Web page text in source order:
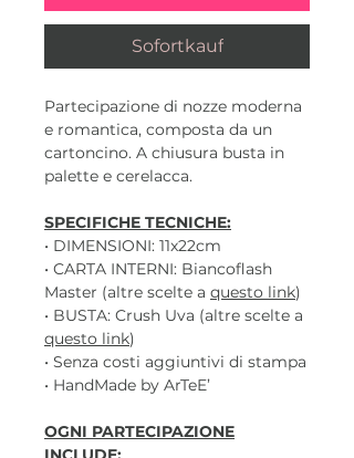
Sofortkauf
Partecipazione di nozze moderna
e romantica, composta da un
cartoncino. A chiusura busta in
palette e cerelacca.
SPECIFICHE TECNICHE:
• DIMENSIONI: 11x22cm
• CARTA INTERNI: Biancoflash
Master (altre scelte a questo link)
• BUSTA: Crush Uva (altre scelte a
questo link)
• Senza costi aggiuntivi di stampa
• HandMade by ArTeE’
OGNI PARTECIPAZIONE